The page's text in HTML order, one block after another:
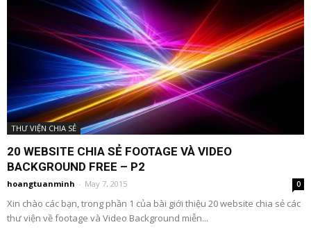
THƯ VIỆN CHIA SẺ
20 WEBSITE CHIA SẺ FOOTAGE VÀ VIDEO
BACKGROUND FREE – P2
hoangtuanminh - May 7, 2015 0
Xin chào các bạn, trong phần 1 của bài giới thiệu 20 website chia sẻ các
thư viện về footage và Video Background miễn...